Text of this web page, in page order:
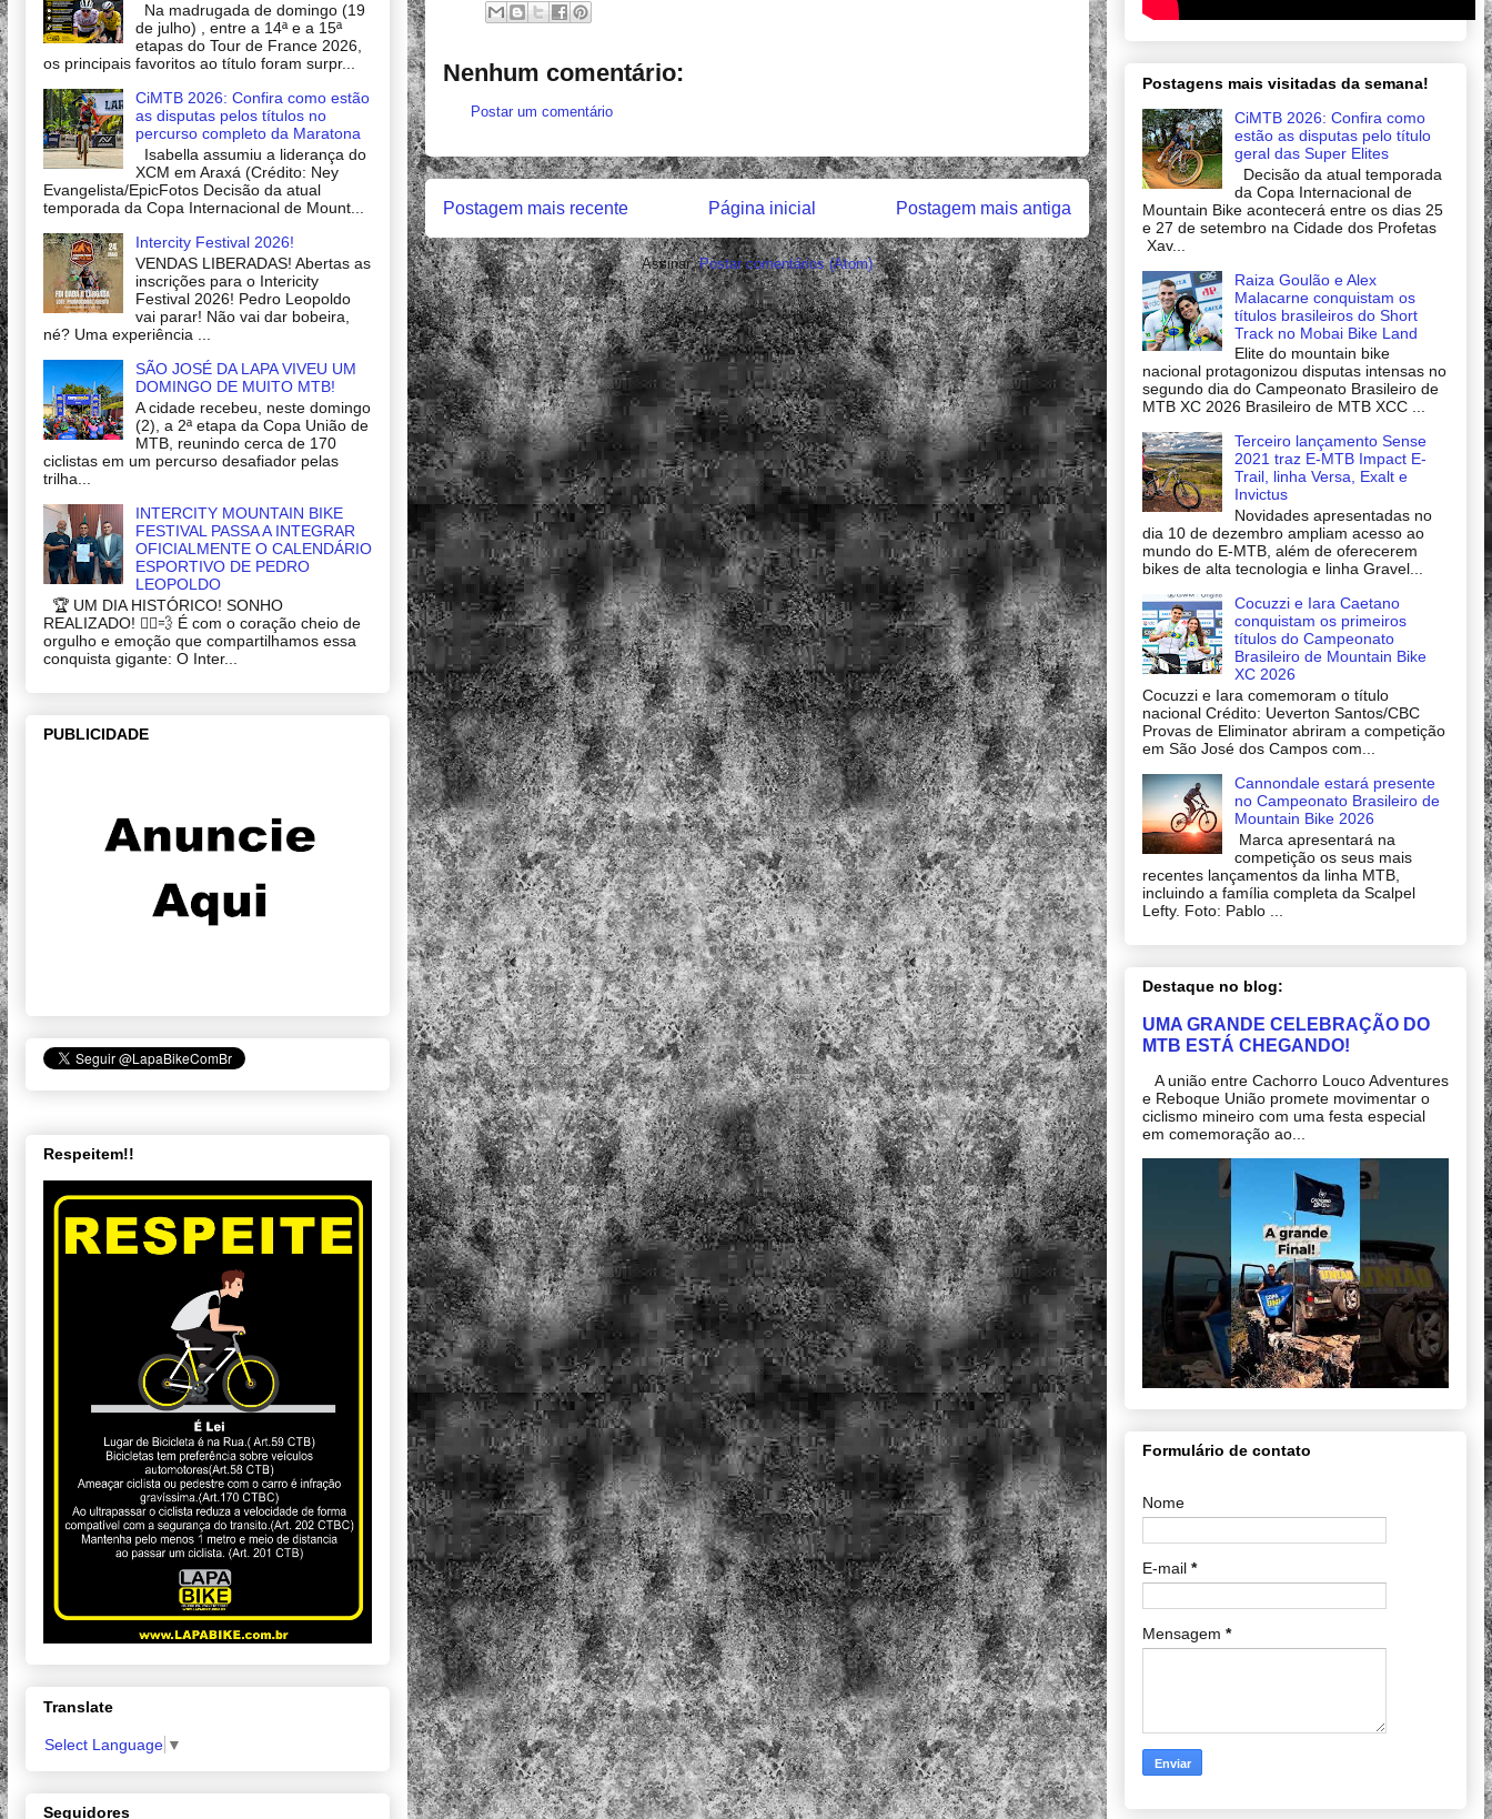
Nenhum comentário:
Postar um comentário
Postagem mais recente Postagem mais antiga
Página inicial
Assinar:Postar comentários (Atom)
Na madrugada de domingo (19
de julho) , entre a 14ª e a 15ª
etapas do Tour de France 2026,
os principais favoritos ao título foram surpr...
CiMTB 2026: Confira como estão
as disputas pelos títulos no
percurso completo da Maratona
Isabella assumiu a liderança do
XCM em Araxá (Crédito: Ney
Evangelista/EpicFotos Decisão da atual
temporada da Copa Internacional de Mount...
Intercity Festival 2026!
VENDAS LIBERADAS! Abertas as
inscrições para o Intericity
Festival 2026! Pedro Leopoldo
vai parar! Não vai dar bobeira,
né? Uma experiência ...
SÃO JOSÉ DA LAPA VIVEU UM
DOMINGO DE MUITO MTB!
A cidade recebeu, neste domingo
(2), a 2ª etapa da Copa União de
MTB, reunindo cerca de 170
ciclistas em um percurso desafiador pelas
trilha...
INTERCITY MOUNTAIN BIKE
FESTIVAL PASSA A INTEGRAR
OFICIALMENTE O CALENDÁRIO
ESPORTIVO DE PEDRO
LEOPOLDO
🏆 UM DIA HISTÓRICO! SONHO
REALIZADO! 🚴‍♂️💨 É com o coração cheio de
orgulho e emoção que compartilhamos essa
conquista gigante: O Inter...
PUBLICIDADE
Respeitem!!
Translate
Select Language ▼
Seguidores
Postagens mais visitadas da semana!
CiMTB 2026: Confira como
estão as disputas pelo título
geral das Super Elites
Decisão da atual temporada
da Copa Internacional de
Mountain Bike acontecerá entre os dias 25
e 27 de setembro na Cidade dos Profetas
Xav...
Raiza Goulão e Alex
Malacarne conquistam os
títulos brasileiros do Short
Track no Mobai Bike Land
Elite do mountain bike
nacional protagonizou disputas intensas no
segundo dia do Campeonato Brasileiro de
MTB XC 2026 Brasileiro de MTB XCC ...
Terceiro lançamento Sense
2021 traz E-MTB Impact E-
Trail, linha Versa, Exalt e
Invictus
Novidades apresentadas no
dia 10 de dezembro ampliam acesso ao
mundo do E-MTB, além de oferecerem
bikes de alta tecnologia e linha Gravel...
Cocuzzi e Iara Caetano
conquistam os primeiros
títulos do Campeonato
Brasileiro de Mountain Bike
XC 2026
Cocuzzi e Iara comemoram o título
nacional Crédito: Ueverton Santos/CBC
Provas de Eliminator abriram a competição
em São José dos Campos com...
Cannondale estará presente
no Campeonato Brasileiro de
Mountain Bike 2026
Marca apresentará na
competição os seus mais
recentes lançamentos da linha MTB,
incluindo a família completa da Scalpel
Lefty. Foto: Pablo ...
Destaque no blog:
UMA GRANDE CELEBRAÇÃO DO
MTB ESTÁ CHEGANDO!
A união entre Cachorro Louco Adventures
e Reboque União promete movimentar o
ciclismo mineiro com uma festa especial
em comemoração ao...
Formulário de contato
Nome
E-mail *
Mensagem *